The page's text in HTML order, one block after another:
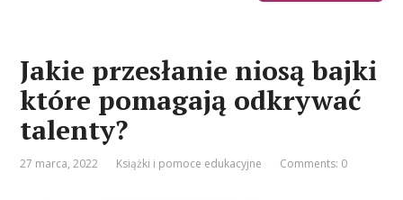
Jakie przesłanie niosą bajki
które pomagają odkrywać
talenty?
27 marca, 2022 Książki i pomoce edukacyjne Comments: 0